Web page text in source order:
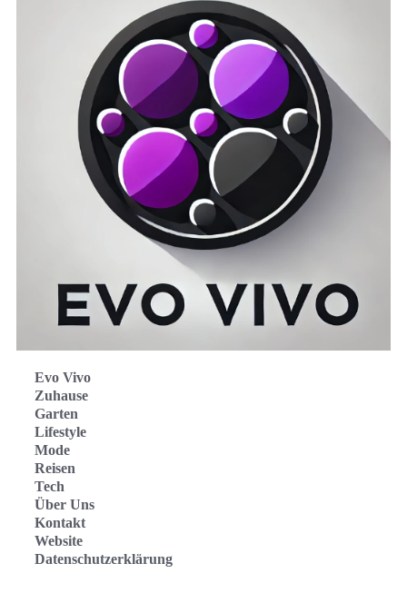
Evo Vivo
Zuhause
Garten
Lifestyle
Mode
Reisen
Tech
Über Uns
Kontakt
Website
Datenschutzerklärung